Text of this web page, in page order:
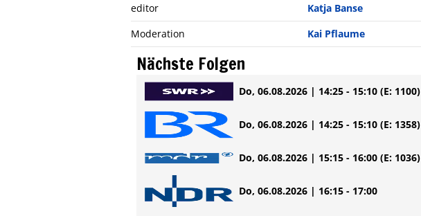
editor
Katja Banse
Moderation
Kai Pflaume
Nächste Folgen
Do, 06.08.2026 | 14:25 - 15:10 (E: 1100)
Do, 06.08.2026 | 14:25 - 15:10 (E: 1358)
Do, 06.08.2026 | 15:15 - 16:00 (E: 1036)
Do, 06.08.2026 | 16:15 - 17:00